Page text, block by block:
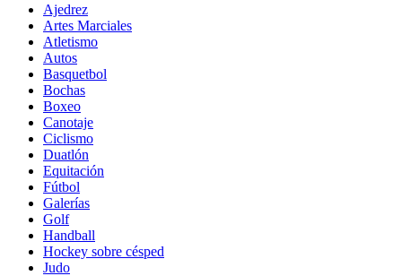
Ajedrez
Artes Marciales
Atletismo
Autos
Basquetbol
Bochas
Boxeo
Canotaje
Ciclismo
Duatlón
Equitación
Fútbol
Galerías
Golf
Handball
Hockey sobre césped
Judo